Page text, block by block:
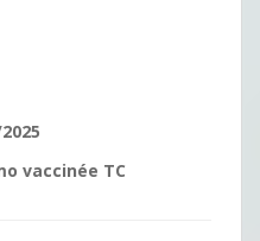
vaccinée TC